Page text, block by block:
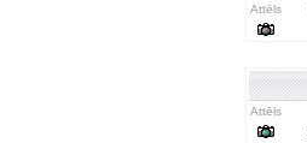
Attēls
Attēls